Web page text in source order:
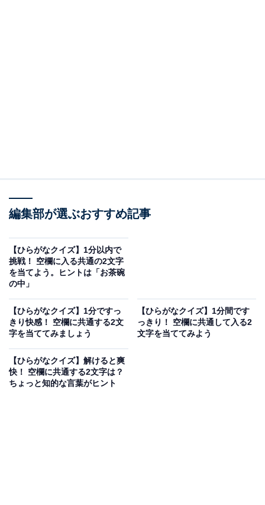
編集部が選ぶおすすめ記事
【ひらがなクイズ】1分以内で
挑戦！ 空欄に入る共通の2文字
を当てよう。ヒントは「お茶碗
の中」
【ひらがなクイズ】1分ですっ
きり快感！ 空欄に共通する2文
字を当ててみましょう
【ひらがなクイズ】1分間です
っきり！ 空欄に共通して入る2
文字を当ててみよう
【ひらがなクイズ】解けると爽
快！ 空欄に共通する2文字は？
ちょっと知的な言葉がヒント